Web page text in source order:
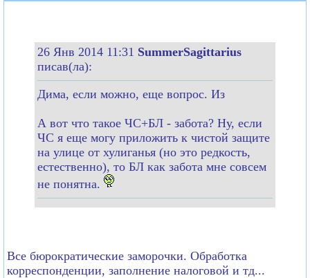
26 Янв 2014 11:31 SummerSagittarius
писав(ла):
Дима, если можно, еще вопрос. Из
А вот что такое ЧС+БЛ - забота? Ну, если
ЧС я еще могу приложить к чистой защите
на улице от хулиганья (но это редкость,
естественно), то БЛ как забота мне совсем
не понятна.
Все бюрократические заморочки. Обработка
корреспонденции, заполнение налоговой и тд...